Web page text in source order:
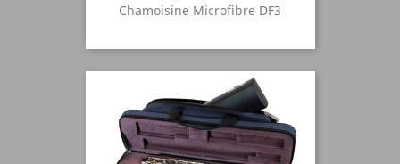
Chamoisine Microfibre DF3